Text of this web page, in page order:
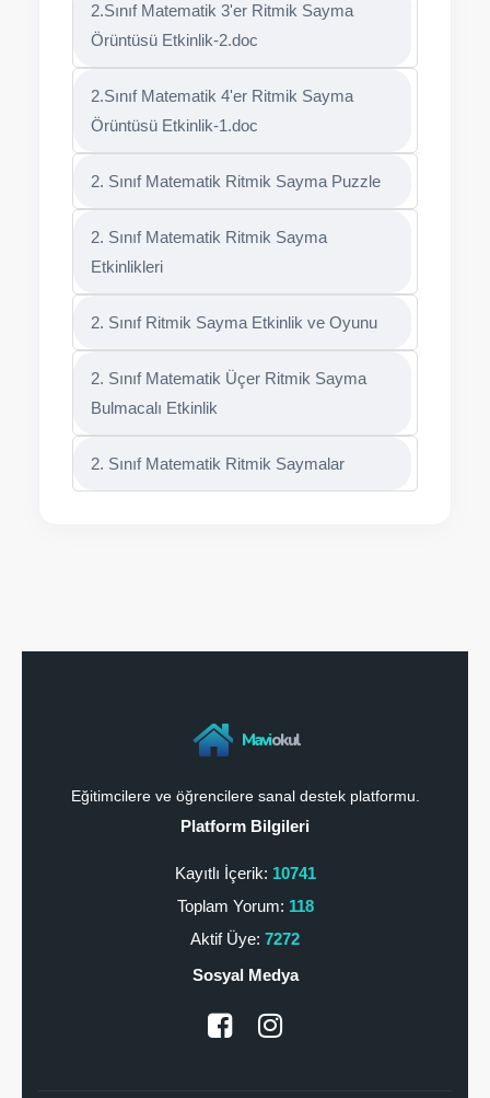
2.Sınıf Matematik 3'er Ritmik Sayma
Örüntüsü Etkinlik-2.doc
2.Sınıf Matematik 4'er Ritmik Sayma
Örüntüsü Etkinlik-1.doc
2. Sınıf Matematik Ritmik Sayma Puzzle
2. Sınıf Matematik Ritmik Sayma
Etkinlikleri
2. Sınıf Ritmik Sayma Etkinlik ve Oyunu
2. Sınıf Matematik Üçer Ritmik Sayma
Bulmacalı Etkinlik
2. Sınıf Matematik Ritmik Saymalar
Maviokul
Eğitimcilere ve öğrencilere sanal destek platformu.
Platform Bilgileri
Kayıtlı İçerik: 10741
Toplam Yorum: 118
Aktif Üye: 7272
Sosyal Medya